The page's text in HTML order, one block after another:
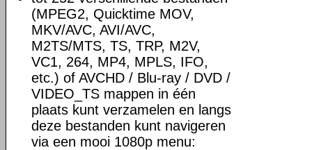
(MPEG2, Quicktime MOV,
MKV/AVC, AVI/AVC,
M2TS/MTS, TS, TRP, M2V,
VC1, 264, MP4, MPLS, IFO,
etc.) of AVCHD / Blu-ray / DVD /
VIDEO_TS mappen in één
plaats kunt verzamelen en langs
deze bestanden kunt navigeren
via een mooi 1080p menu: